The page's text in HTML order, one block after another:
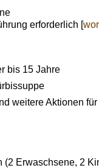
erforderlich [
bis 15 Jahre
weitere Aktionen
Erwaschsene, 2